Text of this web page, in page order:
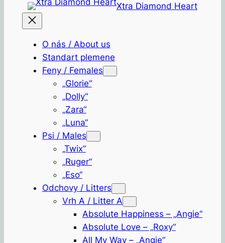
obsah
Xtra Diamond Heart
O nás / About us
Standart plemene
Feny / Females
„Glorie“
„Dolly“
„Zara“
„Luna“
Psi / Males
„Twix“
„Ruger“
„Eso“
Odchovy / Litters
Vrh A / Litter A
Absolute Happiness – „Angie“
Absolute Love – „Roxy“
All My Way – „Angie“